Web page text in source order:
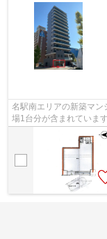
名駅南エリアの新築マン
場1台分が含まれていま